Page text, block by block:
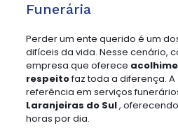
Funerária
Perder um ente querido é um
difíceis da vida. Nesse cenário,
empresa que oferece
respeitofaz toda a diferença. A
referência em serviços
Laranjeiras do Sul,
horas por dia.